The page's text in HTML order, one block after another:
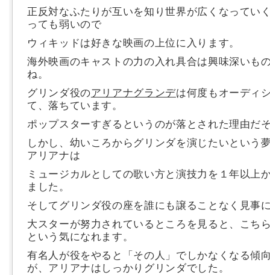
正反対なふたりが互いを知り世界が広くなってい
っても弱いので
ウィキッドは好きな映画の上位に入ります。
海外映画のキャストの力の入れ具合は興味深いも
ね。
グリンダ役のアリアナグランデは何度もオーディ
て、落ちています。
ポップスターすぎるというのが落とされた理由だ
しかし、幼いころからグリンダを演じたいという
アリアナは
ミュージカルとしての歌い方と演技力を１年以上
ました。
そしてグリンダ役の座を誰にも譲ることなく見事
大スターが努力されているところを見ると、こち
という気になれます。
有名人が役をやると「その人」でしかなくなる傾
が、アリアナはしっかりグリンダでした。